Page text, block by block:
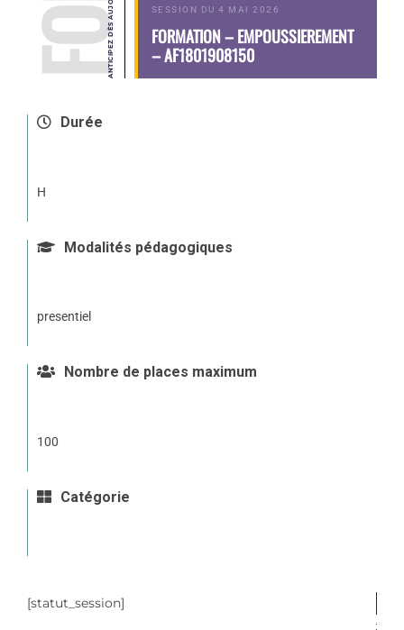
SESSION DU 4 MAI 2026
FORMATION – EMPOUSSIEREMENT
– AF1801908150
Durée
H
Modalités pédagogiques
presentiel
Nombre de places maximum
100
Catégorie
[statut_session]